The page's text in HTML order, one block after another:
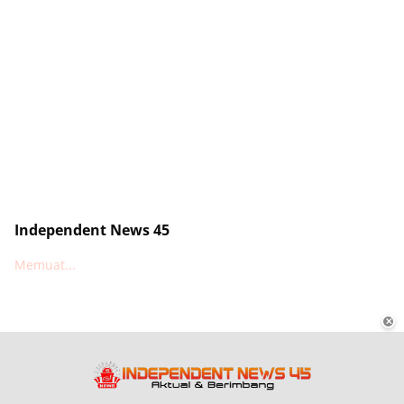
Independent News 45
Memuat...
✕